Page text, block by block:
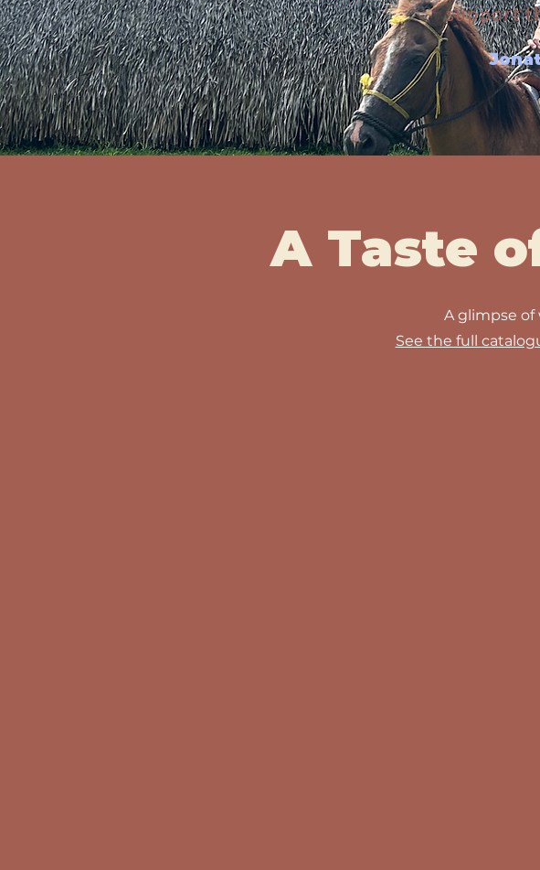
support
A Taste
A glimpse of
See the full